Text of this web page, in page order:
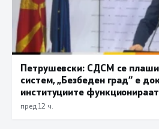
Петрушевски: СДСМ се
систем, „Безбеден град“ е
институциите функционираат
пред 12 ч.